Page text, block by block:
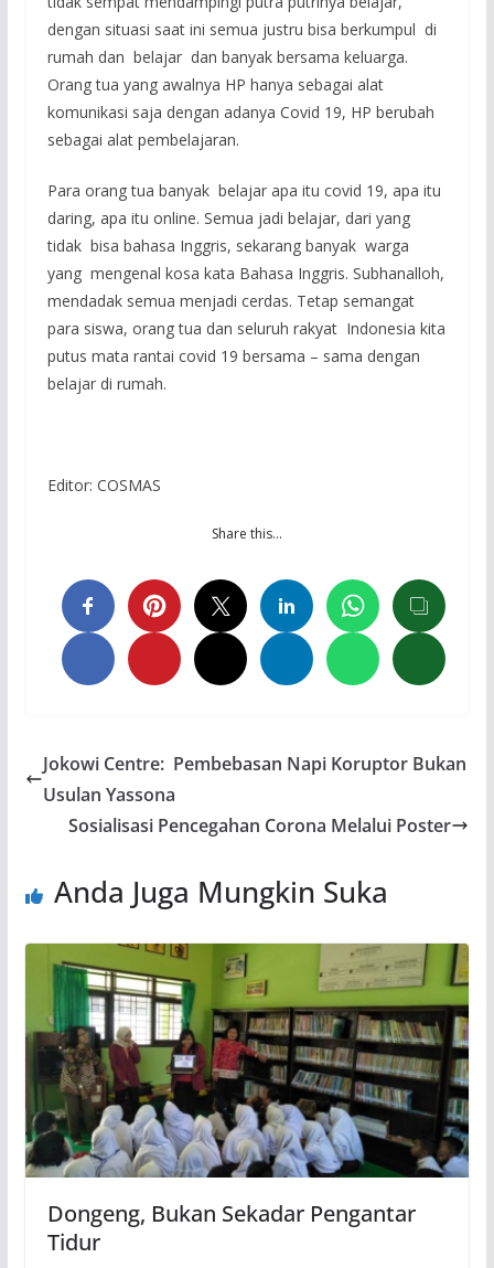
dengan situasi saat ini semua justru bisa berkumpul di
rumah dan belajar dan banyak bersama keluarga.
Orang tua yang awalnya HP hanya sebagai alat
komunikasi saja dengan adanya Covid 19, HP berubah
sebagai alat pembelajaran.
Para orang tua banyak belajar apa itu covid 19, apa itu
daring, apa itu online. Semua jadi belajar, dari yang
tidak bisa bahasa Inggris, sekarang banyak warga
yang mengenal kosa kata Bahasa Inggris. Subhanalloh,
mendadak semua menjadi cerdas. Tetap semangat
para siswa, orang tua dan seluruh rakyat Indonesia kita
putus mata rantai covid 19 bersama – sama dengan
belajar di rumah.
Editor: COSMAS
Share this…
Jokowi Centre: Pembebasan Napi Koruptor Bukan
Usulan Yassona
Sosialisasi Pencegahan Corona Melalui Poster
Anda Juga Mungkin Suka
Dongeng, Bukan Sekadar Pengantar
Tidur